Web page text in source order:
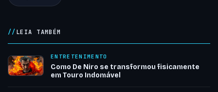
LEIA TAMBÉM
ENTRETENIMENTO
Como De Niro se transformou fisicamente
em Touro Indomável